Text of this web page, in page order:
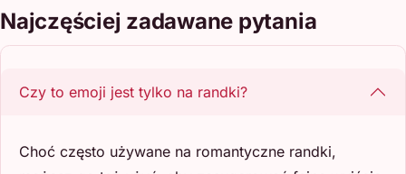
Najczęściej zadawane pytania
Czy to emoji jest tylko na randki?
Choć często używane na romantyczne randki,